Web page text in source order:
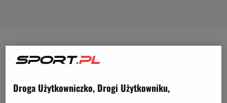
Jakub Kamińskipowtórzył na głos pytanie, jakie
prasowej przed niedzielnym spotkaniem. Zanim
Droga Użytkowniczko, Drogi Użytkowniku,